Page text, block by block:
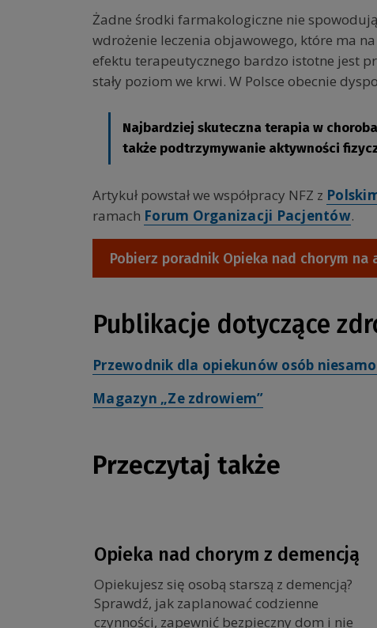
Żadne środki farmakologiczne nie
wdrożenie leczenia objawowego, które ma
efektu terapeutycznego bardzo istotne jest
stały poziom we krwi. W Polsce obecnie
Najbardziej skuteczna terapia w
także podtrzymywanie aktywności
Artykuł powstał we współpracy NFZ z
ramach Forum Organizacji Pacjentów.
Pobierz poradnik Opieka nad chorym na
Publikacje dotyczące
Przewodnik dla opiekunów osób
Magazyn „Ze zdrowiem”
Przeczytaj także
Opieka nad chorym z demencją
Opiekujesz się osobą starszą z demencją?
Sprawdź, jak zaplanować codzienne
czynności, zapewnić bezpieczny dom i nie